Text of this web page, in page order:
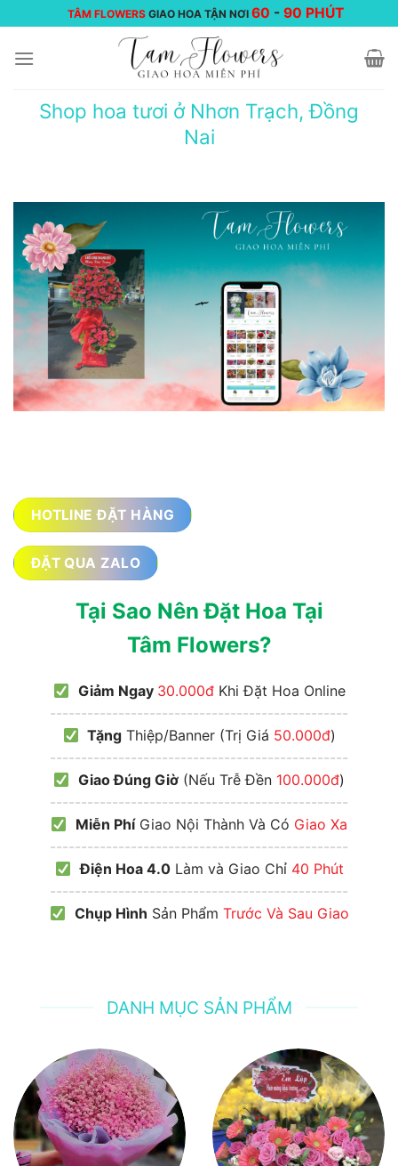
đến
nội
TÂM FLOWERS GIAO HOA TẬN NƠI 60 -90 PHÚT
Shop hoa tươi ở Nhơn Trạch, Đồng
Nai
HOTLINE ĐẶT HÀNG
ĐẶT QUA ZALO
Tại Sao Nên Đặt Hoa Tại
Tâm Flowers?
Giảm Ngay 30.000đKhi Đặt Hoa Online
------------------------------------------------
TặngThiệp/Banner (Trị Giá 50.000đ)
------------------------------------------------
Giao Đúng Giờ (Nếu Trễ Đền 100.000đ)
------------------------------------------------
Miễn PhíGiao Nội Thành Và Có Giao Xa
------------------------------------------------
Điện Hoa 4.0Làm và Giao Chỉ 40 Phút
------------------------------------------------
Chụp Hình Sản Phẩm Trước Và Sau Giao
DANH MỤC SẢN PHẨM